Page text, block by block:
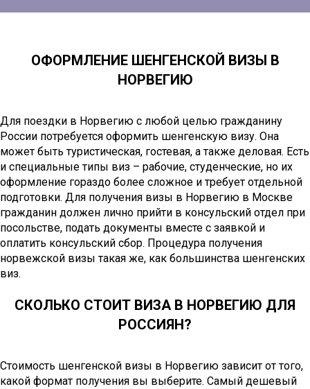
ОФОРМЛЕНИЕ ШЕНГЕНСКОЙ ВИЗЫ В
НОРВЕГИЮ
Для поездки в Норвегию с любой целью гражданину
России потребуется оформить шенгенскую визу. Она
может быть туристическая, гостевая, а также деловая. Есть
и специальные типы виз – рабочие, студенческие, но их
оформление гораздо более сложное и требует отдельной
подготовки. Для получения визы в Норвегию в Москве
гражданин должен лично прийти в консульский отдел при
посольстве, подать документы вместе с заявкой и
оплатить консульский сбор. Процедура получения
норвежской визы такая же, как большинства шенгенских
виз.
СКОЛЬКО СТОИТ ВИЗА В НОРВЕГИЮ ДЛЯ
РОССИЯН?
Стоимость шенгенской визы в Норвегию зависит от того,
какой формат получения вы выберите. Самый дешевый